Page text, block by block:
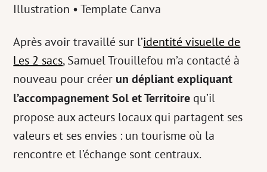
Illustration • Template Canva
Après avoir travaillé sur l’identité visuelle de
Les 2 sacs, Samuel Trouillefou m’a contacté à
nouveau pour créer un dépliant expliquant
l’accompagnement Sol et Territoire qu’il
propose aux acteurs locaux qui partagent ses
valeurs et ses envies : un tourisme où la
rencontre et l’échange sont centraux.